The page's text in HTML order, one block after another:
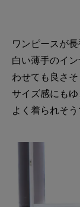
ワンピースが
白い薄手のイ
わせても良さそ
サイズ感にも
よく着られそう